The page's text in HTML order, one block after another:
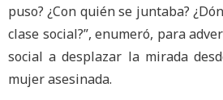
puso? ¿Con quién se juntaba?
clase social?”, enumeró, para
social a desplazar la mirada
mujer asesinada.